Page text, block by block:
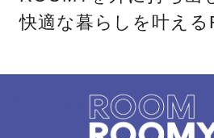
快適な暮らしを叶える